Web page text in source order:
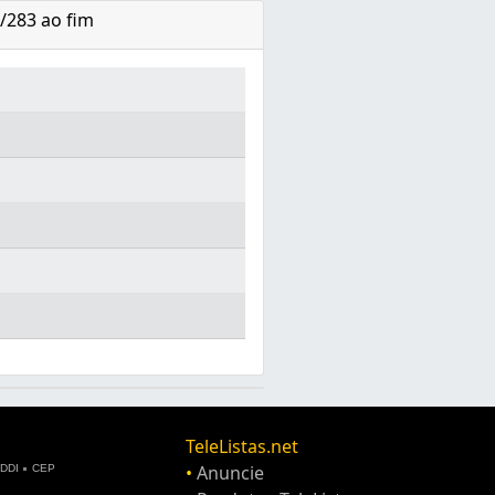
283 ao fim
DDI CEP
TeleListas.net
• Anuncie